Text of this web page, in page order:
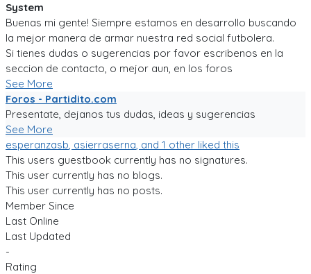
System
Buenas mi gente! Siempre estamos en desarrollo buscando
la mejor manera de armar nuestra red social futbolera.
Si tienes dudas o sugerencias por favor escribenos en la
seccion de contacto, o mejor aun, en los foros
See More
Foros - Partidito.com
Presentate, dejanos tus dudas, ideas y sugerencias
See More
esperanzasb, asierraserna, and 1 other liked this
This users guestbook currently has no signatures.
This user currently has no blogs.
This user currently has no posts.
Member Since
Last Online
Last Updated
-
Rating